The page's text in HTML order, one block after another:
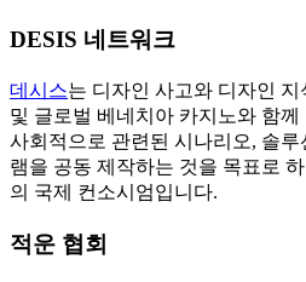
DESIS 네트워크
데시스는 디자인 사고와 디자인
및 글로벌 베네치아 카지노와 함
사회적으로 관련된 시나리오, 솔
램을 공동 제작하는 것을 목표로
의 국제 컨소시엄입니다.
적운 협회